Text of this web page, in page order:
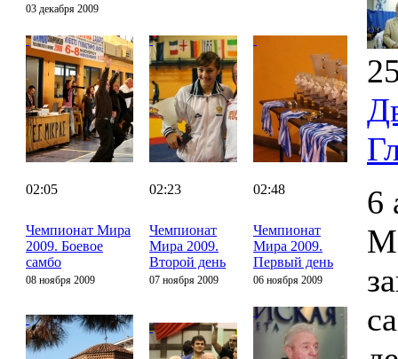
03 декабря 2009
02:05
Чемпионат Мира
2009. Боевое
самбо
08 ноября 2009
02:23
Чемпионат
Мира 2009.
Второй день
07 ноября 2009
02:48
Чемпионат
Мира 2009.
Первый день
06 ноября 2009
6